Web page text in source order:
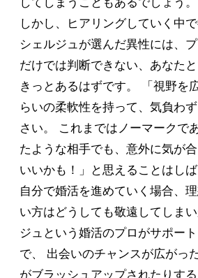
しかし、ヒアリングしていく中
シェルジュが選んだ異性には、
だけでは判断できない、あなた
きっとあるはずです。 「視野を
らいの柔軟性を持って、気負わ
さい。 これまではノーマークで
たような相手でも、意外に気が
いいかも！」と思えることはしば
自分で婚活を進めていく場合、
い方はどうしても敬遠してしま
ジュという婚活のプロがサポー
で、 出会いのチャンスが広がっ
がブラッシュアップされたりす